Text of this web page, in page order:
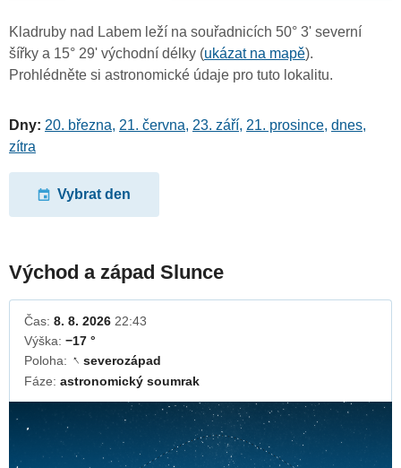
Kladruby nad Labem leží na souřadnicích 50° 3' severní
šířky a 15° 29' východní délky (ukázat na mapě).
Prohlédněte si astronomické údaje pro tuto lokalitu.
Dny: 20. března, 21. června, 23. září, 21. prosince, dnes,
zítra
Vybrat den
Východ a západ Slunce
Čas: 8. 8. 2026 22:43
Výška: −17 °
Poloha: ↓severozápad
Fáze: astronomický soumrak